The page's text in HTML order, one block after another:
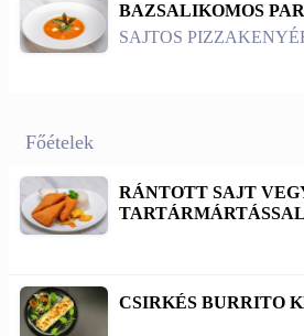
BAZSALIKOMOS
SAJTOS
Főételek
RÁNTOTT SAJT
TARTÁRMÁRTÁSSAL
CSIRKÉS BURRITO